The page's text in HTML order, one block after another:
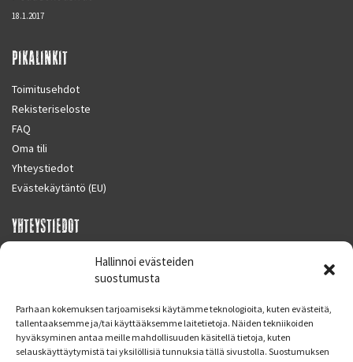
Hallinnoi evästeiden
suostumusta
Parhaan kokemuksen tarjoamiseksi käytämme teknologioita, kuten evästeitä,
tallentaaksemme ja/tai käyttääksemme laitetietoja. Näiden tekniikoiden
hyväksyminen antaa meille mahdollisuuden käsitellä tietoja, kuten
selauskäyttäytymistä tai yksilöllisiä tunnuksia tällä sivustolla. Suostumuksen
18.1.2017
PIKALINKIT
Toimitusehdot
Rekisteriseloste
FAQ
Oma tili
Yhteystiedot
Evästekäytäntö (EU)
YHTEYSTIEDOT
SUPERMOTO CENTER
Finland
Puh. 09 221 7088